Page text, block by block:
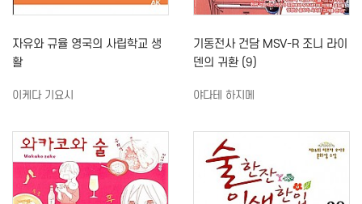
자유와 규율 영국의 사립학교 생
활
이케다 기요시
기동전사 건담 MSV-R 조니 라이
덴의 귀환 (9)
야다테 하지메